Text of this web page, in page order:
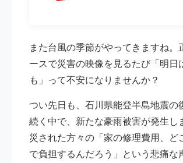
また台風の季節がやってきますね。
ースで災害の映像を見るたび「明日
も」って不安になりませんか？
つい先日も、石川県能登半島地震の
続く中で、新たな豪雨被害が発生し
災された方々の「家の修理費用、ど
で負担するんだろう」という悲痛な